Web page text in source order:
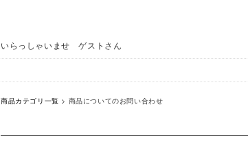
いらっしゃいませ ゲストさん
商品カテゴリ一覧 > 商品についてのお問い合わせ